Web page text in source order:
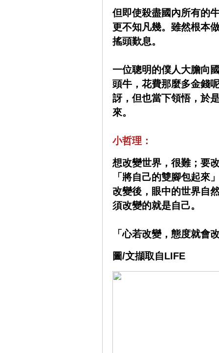
但即使殺盡國內所有的
更不知凡幾。雖然根本
搖頭歎息。
一位聰明的僕人大膽向
頭牛，花費那麼多金錢
訝，但也當下領悟，於
來。
小哲理：
想改變世界，很難；要
「將自己的雙腳包起來
改變後，眼中的世界自
須改變的就是自己。
「心若改變，態度就會
圖/文擷取自LIFE